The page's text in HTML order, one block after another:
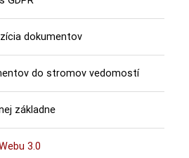
dokumentov
do stromov vedomostí
základne
3.0